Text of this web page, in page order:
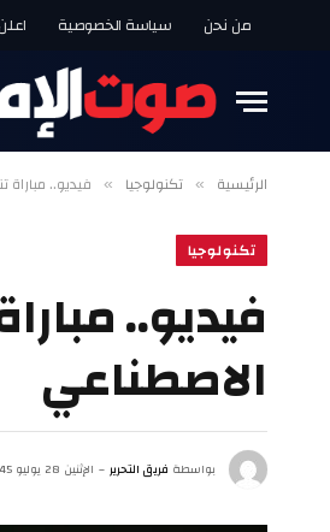
من نحن سياسة الخصوصية
الرئيسية » تكنولوجيا » فيديو..
تكنولوجيا
فيديو..
الاصطناعي
بواسطة فريق التحرير الإثنين 28 يوليو 10:45 ص